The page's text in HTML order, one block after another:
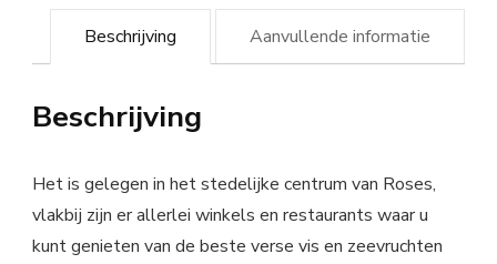
Beschrijving Aanvullende informatie
Beschrijving
Het is gelegen in het stedelijke centrum van Roses,
vlakbij zijn er allerlei winkels en restaurants waar u
kunt genieten van de beste verse vis en zeevruchten